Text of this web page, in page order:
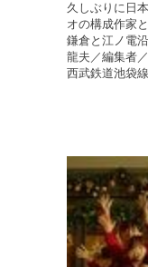
久しぶりに日
オの構成作家
鎌倉と江ノ電
龍夫／編集者
西武鉄道池袋